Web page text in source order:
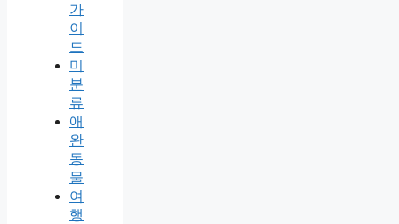
가
이
드
미
분
류
애
완
동
물
여
행